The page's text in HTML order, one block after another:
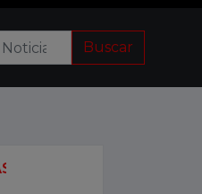
Buscar
“SI PODEMOS